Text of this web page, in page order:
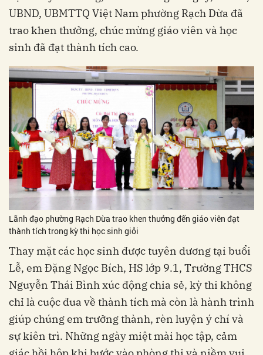
UBND, UBMTTQ Việt Nam phường Rạch Dừa đã
trao khen thưởng, chúc mừng giáo viên và học
sinh đã đạt thành tích cao.
Lãnh đạo phường Rạch Dừa trao khen thưởng đến giáo viên đạt
thành tích trong kỳ thi học sinh giỏi
Thay mặt các học sinh được tuyên dương tại buổi
Lễ, em Đặng Ngọc Bích, HS lớp 9.1, Trường THCS
Nguyễn Thái Bình xúc động chia sẻ, kỳ thi không
chỉ là cuộc đua về thành tích mà còn là hành trình
giúp chúng em trưởng thành, rèn luyện ý chí và
sự kiên trì. Những ngày miệt mài học tập, cảm